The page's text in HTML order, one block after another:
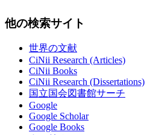
他の検索サイト
世界の文献
CiNii Research (Articles)
CiNii Books
CiNii Research (Dissertations)
国立国会図書館サーチ
Google
Google Scholar
Google Books